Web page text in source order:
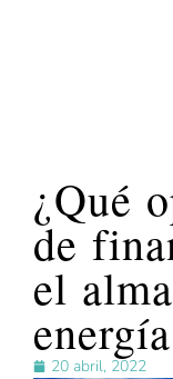
¿Qué
de
el
20 abril, 2022